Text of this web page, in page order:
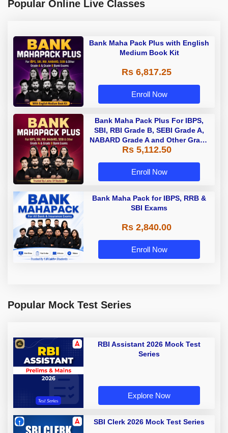
Popular Online Live Classes
Bank Maha Pack Plus with English
Medium Book Kit
Rs 6,817.25
Enroll Now
Bank Maha Pack Plus For IBPS,
SBI, RBI Grade B, SEBI Grade A,
NABARD Grade A and Other Grade
A & Grade B Bank Exams
Rs 5,112.50
Enroll Now
Bank Maha Pack for IBPS, RRB &
SBI Exams
Rs 2,840.00
Enroll Now
Popular Mock Test Series
RBI Assistant 2026 Mock Test
Series
Explore Now
SBI Clerk 2026 Mock Test Series